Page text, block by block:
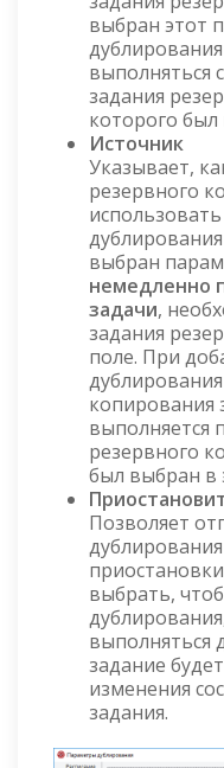
выбран этот
выполняться
задания
которого
Источник
Указывает,
резервного
выбран
немедленно
задачи,
задания
поле. При
копирования
выполняется
резервного
был выбран в
Позволяет
выбрать,
выполняться
задание
изменения
задания.